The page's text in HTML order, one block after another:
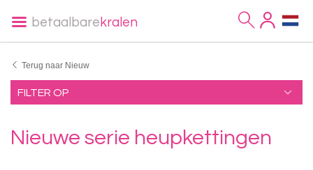
betaalbare kralen
Terug naar Nieuw
FILTER OP
Nieuwe serie heupkettingen